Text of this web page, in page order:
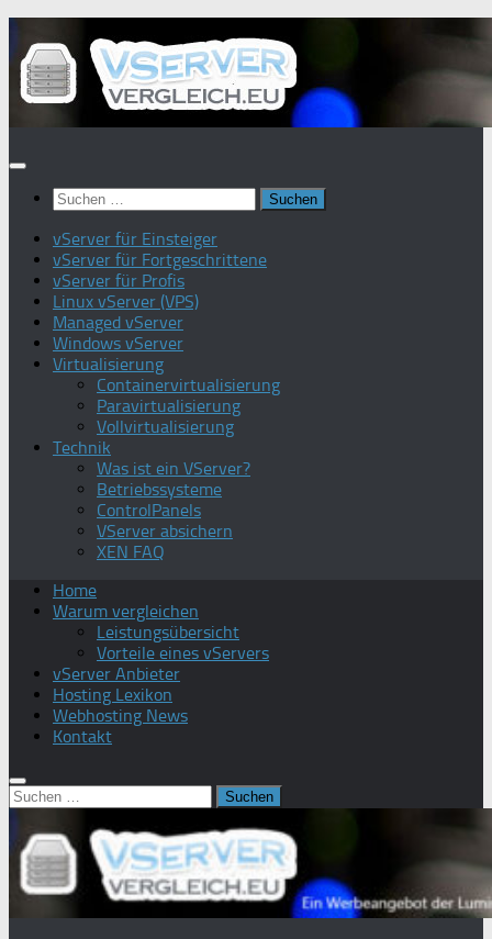
Inhalt
springen
Suchen
nach:
vServer für Einsteiger
vServer für Fortgeschrittene
vServer für Profis
Linux vServer (VPS)
Managed vServer
Windows vServer
Virtualisierung
Containervirtualisierung
Paravirtualisierung
Vollvirtualisierung
Technik
Was ist ein VServer?
Betriebssysteme
ControlPanels
VServer absichern
XEN FAQ
Home
Warum vergleichen
Leistungsübersicht
Vorteile eines vServers
vServer Anbieter
Hosting Lexikon
Webhosting News
Kontakt
Suchen
nach: